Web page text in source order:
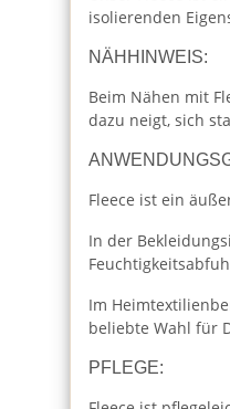
isolierenden
NÄHHINWEIS:
Beim Nähen mit
dazu neigt, sich
Fleece ist ein
In der
Im
beliebte Wahl für
PFLEGE: